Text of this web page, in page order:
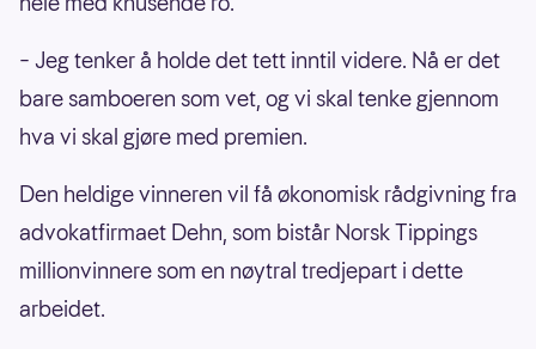
– Jeg tenker å holde det tett inntil videre. Nå er det
bare samboeren som vet, og vi skal tenke gjennom
hva vi skal gjøre med premien.
Den heldige vinneren vil få økonomisk rådgivning fra
advokatfirmaet Dehn, som bistår Norsk Tippings
millionvinnere som en nøytral tredjepart i dette
arbeidet.